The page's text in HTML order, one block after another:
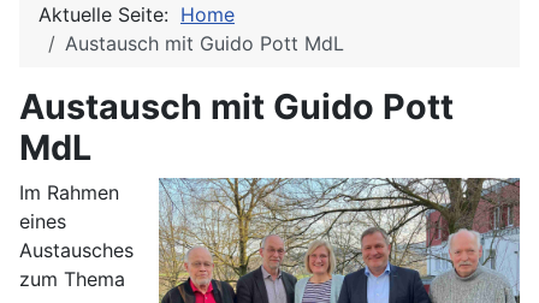
Aktuelle Seite: Home
Austausch mit Guido Pott MdL
Austausch mit Guido Pott
MdL
Im Rahmen
eines
Austausches
zum Thema